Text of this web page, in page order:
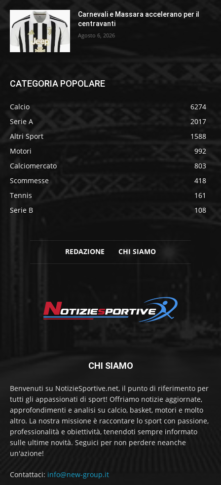
Carnevali e Massara accelerano per il
centravanti
Agosto 6, 2026
CATEGORIA POPOLARE
Calcio
6274
Serie A
2017
Altri Sport
1588
Motori
992
Calciomercato
803
Scommesse
418
Tennis
161
Serie B
108
REDAZIONE CHI SIAMO
CHI SIAMO
Benvenuti su NotizieSportive.net, il punto di riferimento per
tutti gli appassionati di sport! Offriamo notizie aggiornate,
approfondimenti e analisi su calcio, basket, motori e molto
altro. La nostra missione è raccontare lo sport con passione,
professionalità e obiettività, tenendoti sempre informato
sulle ultime novità. Seguici per non perdere neanche
un'azione!
Contattaci: info@new-group.it